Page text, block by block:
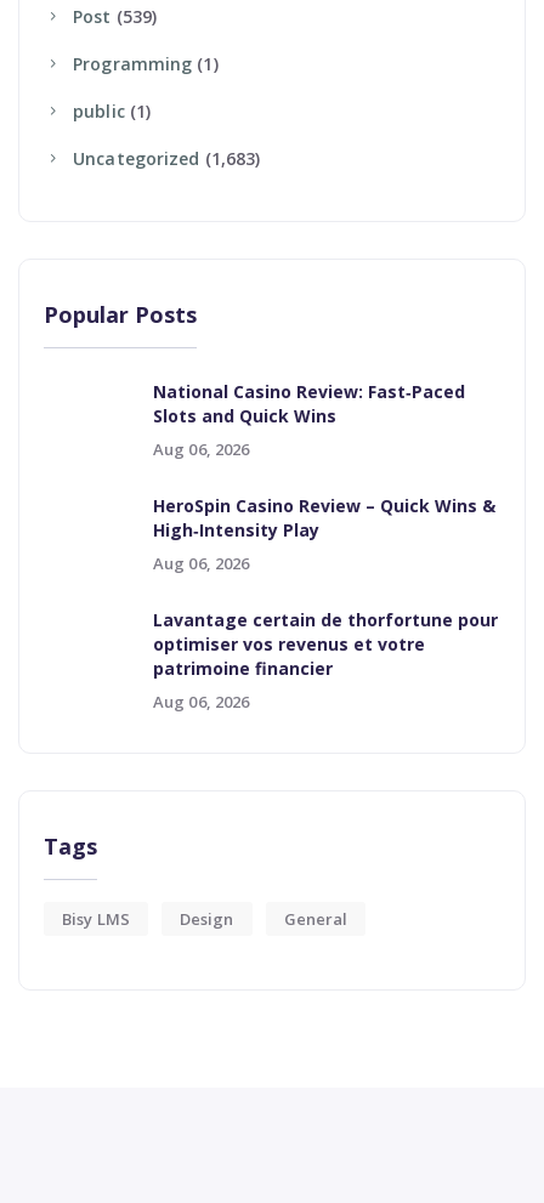
Post (539)
Programming (1)
Public(1)
Uncategorized (1,683)
Popular Posts
National Casino Review: Fast‑Paced
Slots and Quick Wins
Aug 06, 2026
HeroSpin Casino Review – Quick Wins &
High‑Intensity Play
Aug 06, 2026
Lavantage certain de thorfortune pour
optimiser vos revenus et votre
patrimoine financier
Aug 06, 2026
Tags
Bisy LMS Design General